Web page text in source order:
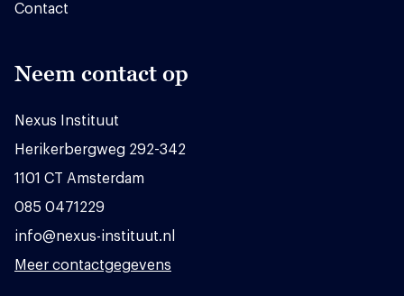
Contact
Neem contact op
Nexus Instituut
Herikerbergweg 292-342
1101 CT Amsterdam
085 0471229
info@nexus-instituut.nl
Meer contactgegevens